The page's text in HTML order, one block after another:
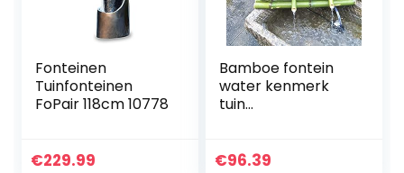
Fonteinen
Tuinfonteinen
FoPair 118cm 10778
€229.99
Bamboe fontein
water kenmerk
tuin
standbeeld
€96.39